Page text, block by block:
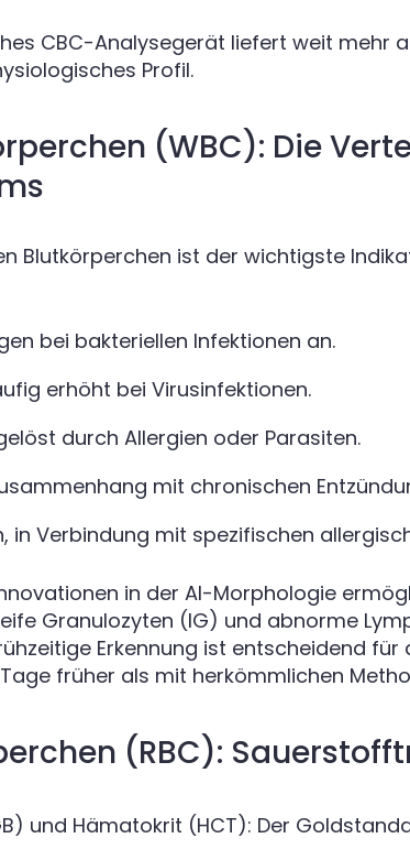
CBC-Analysegerät liefert weit mehr
Profil.
(WBC): Die
Blutkörperchen ist der wichtigste
bei bakteriellen Infektionen an.
erhöht bei Virusinfektionen.
durch Allergien oder Parasiten.
mit chronischen
in Verbindung mit spezifischen
in der AI-Morphologie
Granulozyten (IG) und abnorme
Erkennung ist entscheidend
früher als mit herkömmlichen
(RBC):
und Hämatokrit (HCT): Der